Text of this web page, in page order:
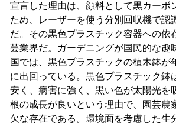
宣言した理由は、顔料として黒カーボ
ため、レーザーを使う分別回収機で認
だ。その黒色プラスチック容器への依
芸業界だ。ガーデニングが国民的な趣
国では、黒色プラスチックの植木鉢が
に出回っている。黒色プラスチック鉢
安く、病害に強く、黒い色が太陽光を
根の成長が良いという理由で、園芸農
欠な存在である。環境面を考慮した生